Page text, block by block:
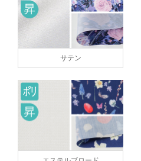
サテン